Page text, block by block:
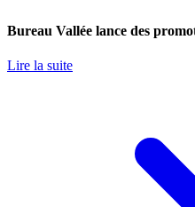
Bureau Vallée lance des
Lire la suite